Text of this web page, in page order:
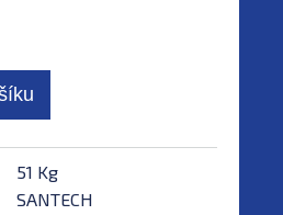
51 Kg
SANTECH